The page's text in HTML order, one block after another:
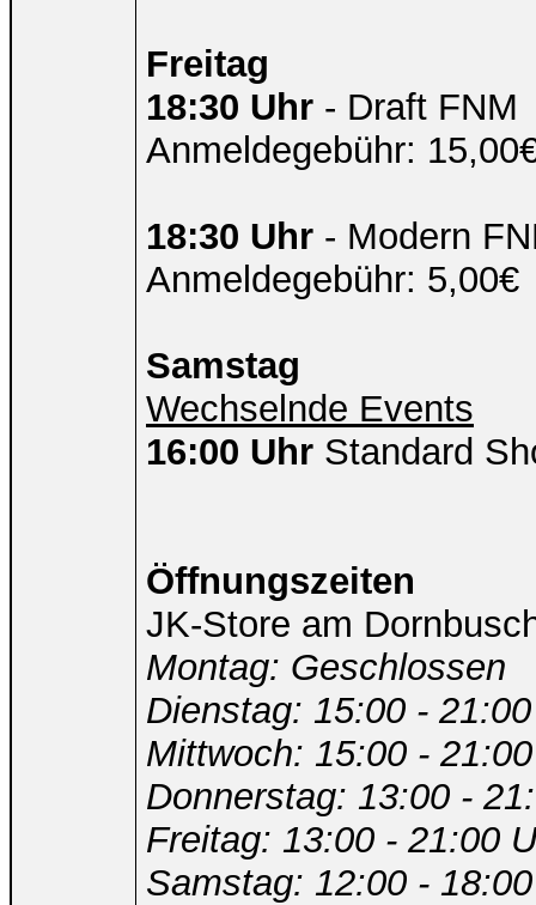
Freitag
18:30 Uhr - Draft FNM
Anmeldegebühr:
18:30 Uhr - Modern
Anmeldegebühr: 5,00€
Samstag
Wechselnde Events
16:00 Uhr Standard
Öffnungszeiten
JK-Store am
Montag: Geschlossen
Dienstag: 15:00 -
Mittwoch: 15:00 -
Donnerstag: 13:00 -
Freitag: 13:00 - 21:00
Samstag: 12:00 -